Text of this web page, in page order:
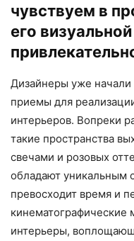
чувствуем в
его
Дизайнеры уже начали
приемы для
интерьеров. Вопреки
такие пространства
свечами и розовых
обладают уникальным
превосходит время и
интерьеры,